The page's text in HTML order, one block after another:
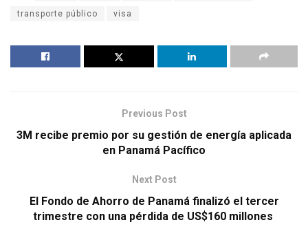
transporte público visa
Previous Post
3M recibe premio por su gestión de energía aplicada
en Panamá Pacífico
Next Post
El Fondo de Ahorro de Panamá finalizó el tercer
trimestre con una pérdida de US$160 millones